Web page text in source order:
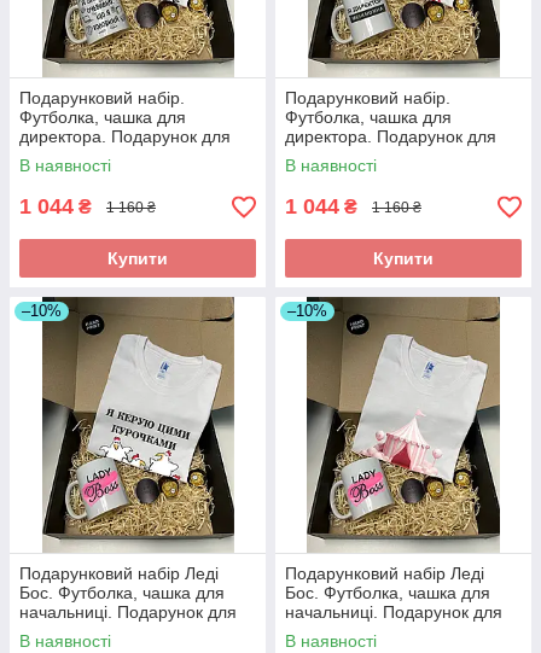
Подарунковий набір.
Футболка, чашка для
директора. Подарунок для
директора
В наявності
1 044 ₴ 1 160 ₴
Купити
Подарунковий набір.
Футболка, чашка для
директора. Подарунок для
директора
В наявності
1 044 ₴ 1 160 ₴
Купити
–10%
Подарунковий набір Леді
Бос. Футболка, чашка для
начальниці. Подарунок для
директора
В наявності
–10%
Подарунковий набір Леді
Бос. Футболка, чашка для
начальниці. Подарунок для
директора
В наявності